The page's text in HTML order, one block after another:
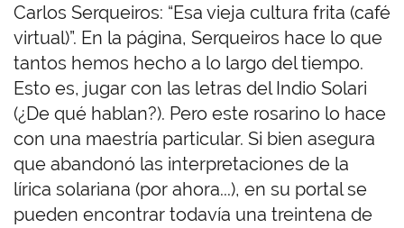
Carlos Serqueiros: “Esa vieja cultura frita (café
virtual)”. En la página, Serqueiros hace lo que
tantos hemos hecho a lo largo del tiempo.
Esto es, jugar con las letras del Indio Solari
(¿De qué hablan?). Pero este rosarino lo hace
con una maestría particular. Si bien asegura
que abandonó las interpretaciones de la
lírica solariana (por ahora...), en su portal se
pueden encontrar todavía una treintena de